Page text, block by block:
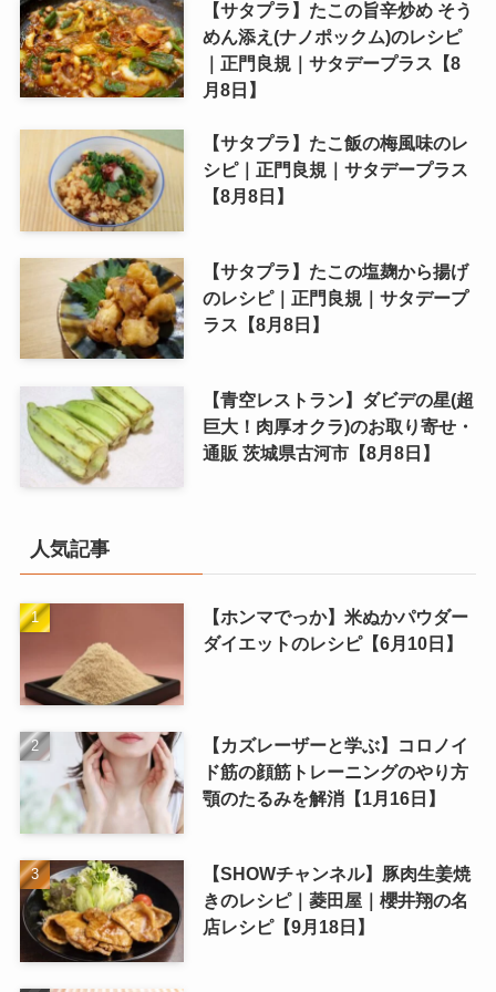
【サタプラ】たこの旨辛炒め そう
めん添え(ナノポックム)のレシピ
｜正門良規｜サタデープラス【8
月8日】
【サタプラ】たこ飯の梅風味のレ
シピ｜正門良規｜サタデープラス
【8月8日】
【サタプラ】たこの塩麹から揚げ
のレシピ｜正門良規｜サタデープ
ラス【8月8日】
【青空レストラン】ダビデの星(超
巨大！肉厚オクラ)のお取り寄せ・
通販 茨城県古河市【8月8日】
人気記事
【ホンマでっか】米ぬかパウダー
ダイエットのレシピ【6月10日】
【カズレーザーと学ぶ】コロノイ
ド筋の顔筋トレーニングのやり方
顎のたるみを解消【1月16日】
【SHOWチャンネル】豚肉生姜焼
きのレシピ｜菱田屋｜櫻井翔の名
店レシピ【9月18日】